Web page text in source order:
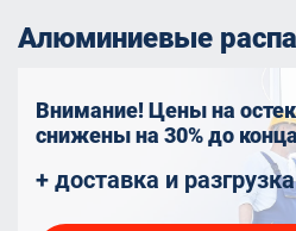
Алюминиевые
Внимание! Цены на
снижены на 30%до
+ доставка и